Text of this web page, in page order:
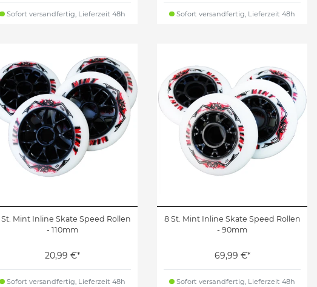
Sofort versandfertig, Lieferzeit 48h Sofort versandfertig, Lieferzeit 48h
St. Mint Inline Skate Speed Rollen
- 110mm
20,99 €*
Sofort versandfertig, Lieferzeit 48h
8 St. Mint Inline Skate Speed Rollen
- 90mm
69,99 €*
Sofort versandfertig, Lieferzeit 48h